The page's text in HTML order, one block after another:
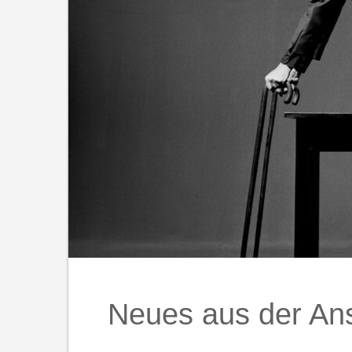
Neues aus der